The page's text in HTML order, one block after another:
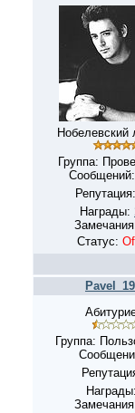
Нобелевский
Группа:
Сообщений:
Репутация:
Награды:
Статус:
Группа:
Награды: